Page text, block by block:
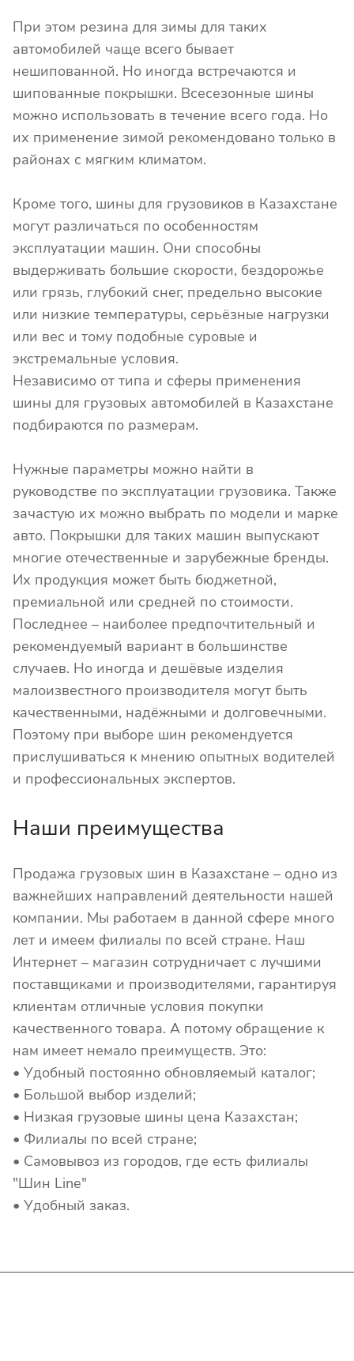
При этом резина для зимы для таких
автомобилей чаще всего бывает
нешипованной. Но иногда встречаются и
шипованные покрышки. Всесезонные шины
можно использовать в течение всего года. Но
их применение зимой рекомендовано только в
районах с мягким климатом.
Кроме того, шины для грузовиков в Казахстане
могут различаться по особенностям
эксплуатации машин. Они способны
выдерживать большие скорости, бездорожье
или грязь, глубокий снег, предельно высокие
или низкие температуры, серьёзные нагрузки
или вес и тому подобные суровые и
экстремальные условия.
Независимо от типа и сферы применения
шины для грузовых автомобилей в Казахстане
подбираются по размерам.
Нужные параметры можно найти в
руководстве по эксплуатации грузовика. Также
зачастую их можно выбрать по модели и марке
авто. Покрышки для таких машин выпускают
многие отечественные и зарубежные бренды.
Их продукция может быть бюджетной,
премиальной или средней по стоимости.
Последнее – наиболее предпочтительный и
рекомендуемый вариант в большинстве
случаев. Но иногда и дешёвые изделия
малоизвестного производителя могут быть
качественными, надёжными и долговечными.
Поэтому при выборе шин рекомендуется
прислушиваться к мнению опытных водителей
и профессиональных экспертов.
Наши преимущества
Продажа грузовых шин в Казахстане – одно из
важнейших направлений деятельности нашей
компании. Мы работаем в данной сфере много
лет и имеем филиалы по всей стране. Наш
Интернет – магазин сотрудничает с лучшими
поставщиками и производителями, гарантируя
клиентам отличные условия покупки
качественного товара. А потому обращение к
нам имеет немало преимуществ. Это:
• Удобный постоянно обновляемый каталог;
• Большой выбор изделий;
• Низкая грузовые шины цена Казахстан;
• Филиалы по всей стране;
• Самовывоз из городов, где есть филиалы
"Шин Line"
• Удобный заказ.